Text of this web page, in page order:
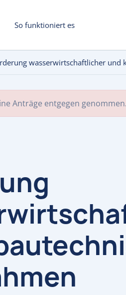
So funktioniert es
wasserwirtschaftlicher und
Anträge entgegen genommen.